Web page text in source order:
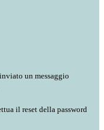
un messaggio
il reset della password